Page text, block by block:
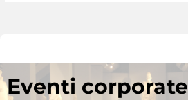
Eventi corporate